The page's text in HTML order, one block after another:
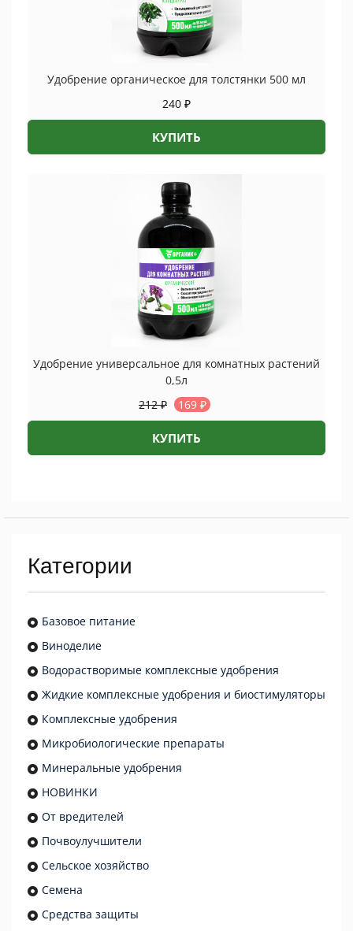
Удобрение органическое для толстянки 500 мл
240 ₽
КУПИТЬ
Удобрение универсальное для комнатных растений
0,5л
212₽ 169 ₽
КУПИТЬ
Категории
Базовое питание
Виноделие
Водорастворимые комплексные удобрения
Жидкие комплексные удобрения и биостимуляторы
Комплексные удобрения
Микробиологические препараты
Минеральные удобрения
НОВИНКИ
От вредителей
Почвоулучшители
Сельское хозяйство
Семена
Средства защиты